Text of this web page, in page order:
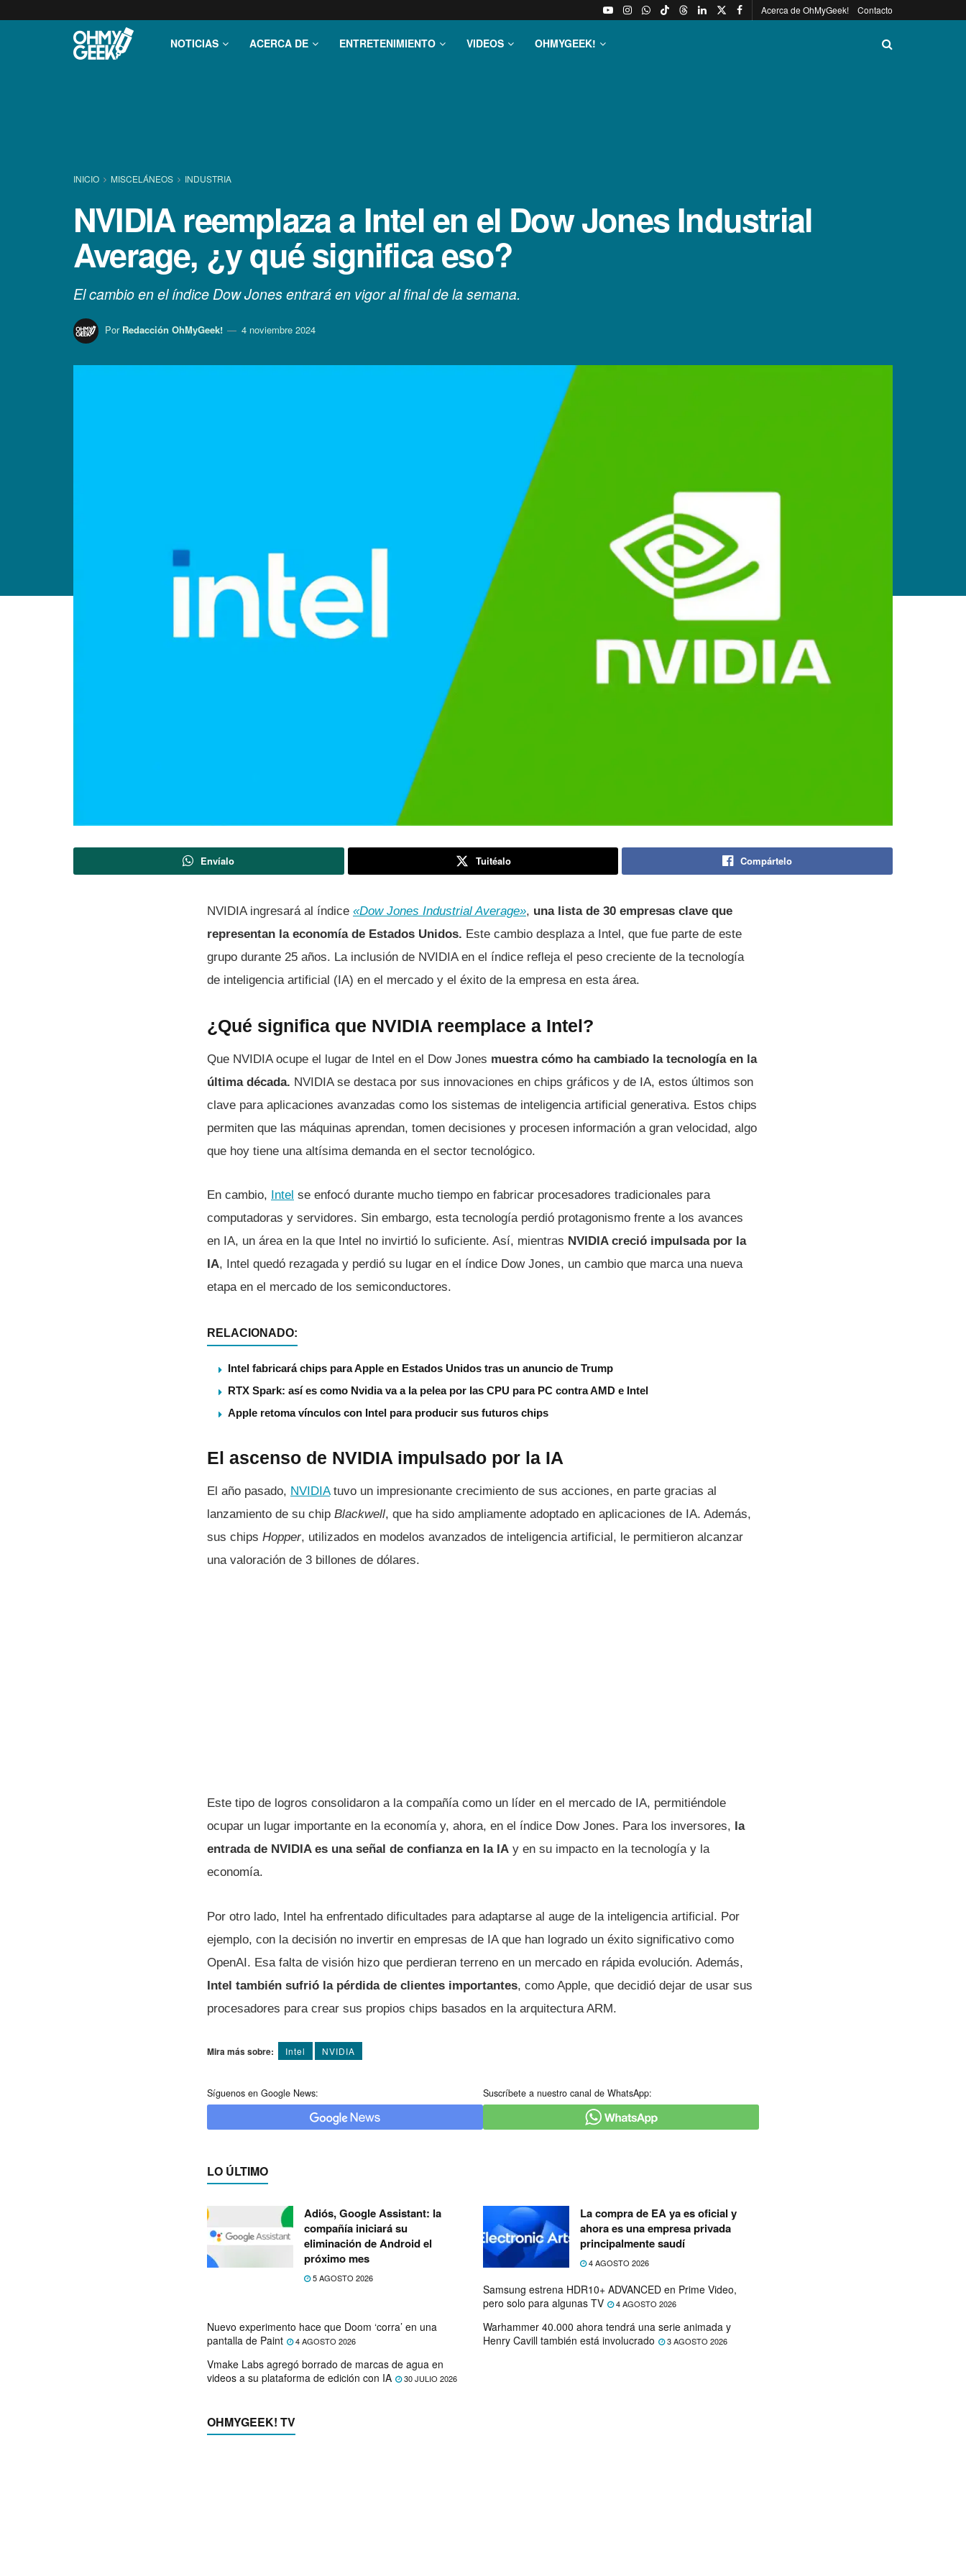
Acerca de OhMyGeek! Contacto
NOTICIAS ACERCA DE ENTRETENIMIENTO VIDEOS OHMYGEEK!
INICIO MISCELÁNEOS INDUSTRIA
NVIDIA reemplaza a Intel en el Dow Jones Industrial
Average, ¿y qué significa eso?
El cambio en el índice Dow Jones entrará en vigor al final de la semana.
Por Redacción OhMyGeek! 4 noviembre 2024
Envíalo Tuitéalo Compártelo
NVIDIA ingresará al índice «Dow Jones Industrial Average», una lista de 30 empresas clave que
representan la economía de Estados Unidos. Este cambio desplaza a Intel, que fue parte de este
grupo durante 25 años. La inclusión de NVIDIA en el índice refleja el peso creciente de la tecnología
de inteligencia artificial (IA) en el mercado y el éxito de la empresa en esta área.
¿Qué significa que NVIDIA reemplace a Intel?
Que NVIDIA ocupe el lugar de Intel en el Dow Jones muestra cómo ha cambiado la tecnología en la
última década. NVIDIA se destaca por sus innovaciones en chips gráficos y de IA, estos últimos son
clave para aplicaciones avanzadas como los sistemas de inteligencia artificial generativa. Estos chips
permiten que las máquinas aprendan, tomen decisiones y procesen información a gran velocidad, algo
que hoy tiene una altísima demanda en el sector tecnológico.
En cambio, Intel se enfocó durante mucho tiempo en fabricar procesadores tradicionales para
computadoras y servidores. Sin embargo, esta tecnología perdió protagonismo frente a los avances
en IA, un área en la que Intel no invirtió lo suficiente. Así, mientras NVIDIA creció impulsada por la
IA, Intel quedó rezagada y perdió su lugar en el índice Dow Jones, un cambio que marca una nueva
etapa en el mercado de los semiconductores.
RELACIONADO:
Intel fabricará chips para Apple en Estados Unidos tras un anuncio de Trump
RTX Spark: así es como Nvidia va a la pelea por las CPU para PC contra AMD e Intel
Apple retoma vínculos con Intel para producir sus futuros chips
El ascenso de NVIDIA impulsado por la IA
El año pasado, NVIDIAtuvo un impresionante crecimiento de sus acciones, en parte gracias al
lanzamiento de su chip Blackwell, que ha sido ampliamente adoptado en aplicaciones de IA. Además,
sus chips Hopper, utilizados en modelos avanzados de inteligencia artificial, le permitieron alcanzar
una valoración de 3 billones de dólares.
Este tipo de logros consolidaron a la compañía como un líder en el mercado de IA, permitiéndole
ocupar un lugar importante en la economía y, ahora, en el índice Dow Jones. Para los inversores, la
entrada de NVIDIA es una señal de confianza en la IA y en su impacto en la tecnología y la
economía.
Por otro lado, Intel ha enfrentado dificultades para adaptarse al auge de la inteligencia artificial. Por
ejemplo, con la decisión no invertir en empresas de IA que han logrado un éxito significativo como
OpenAI. Esa falta de visión hizo que perdieran terreno en un mercado en rápida evolución. Además,
Intel también sufrió la pérdida de clientes importantes, como Apple, que decidió dejar de usar sus
procesadores para crear sus propios chips basados en la arquitectura ARM.
Mira más sobre: Intel NVIDIA
Síguenos en Google News: Suscríbete a nuestro canal de WhatsApp:
LO ÚLTIMO
Adiós, Google Assistant: la
compañía iniciará su
eliminación de Android el
próximo mes
5 AGOSTO 2026
La compra de EA ya es oficial y
ahora es una empresa privada
principalmente saudí
4 AGOSTO 2026
Samsung estrena HDR10+ ADVANCED en Prime Video,
pero solo para algunas TV
4 AGOSTO 2026
Nuevo experimento hace que Doom ‘corra’ en una
pantalla de Paint
4 AGOSTO 2026
Warhammer 40.000 ahora tendrá una serie animada y
Henry Cavill también está involucrado
3 AGOSTO 2026
Vmake Labs agregó borrado de marcas de agua en
videos a su plataforma de edición con IA
30 JULIO 2026
OHMYGEEK! TV